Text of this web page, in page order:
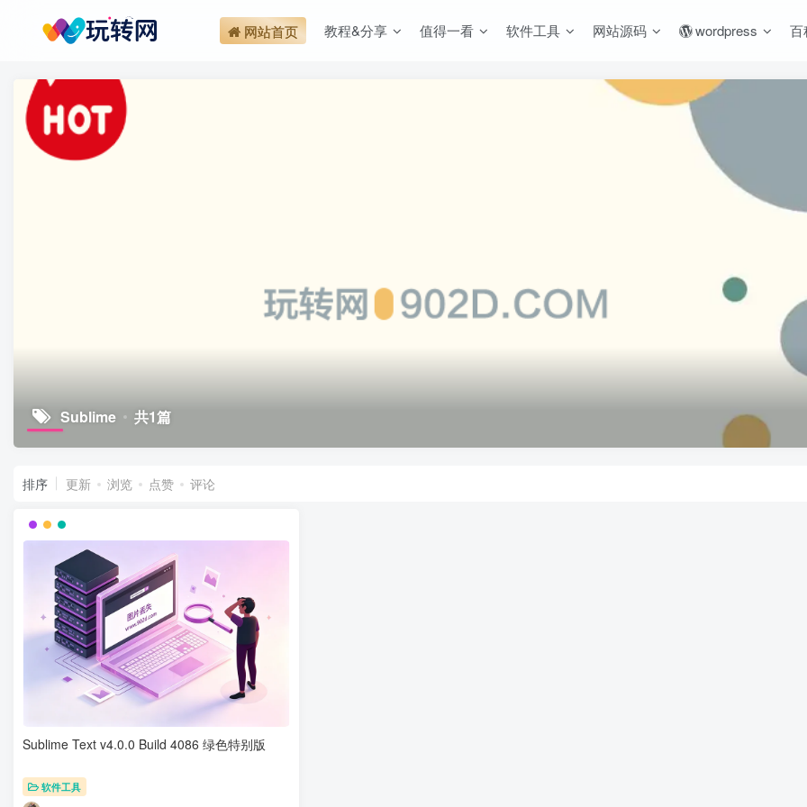
网站首页 教程&分享 值得一看 软件工具 网站源码 wordpress 百
Sublime 共1篇
排序 更新 浏览 点赞 评论
Sublime Text v4.0.0 Build 4086 绿色特别版
软件工具